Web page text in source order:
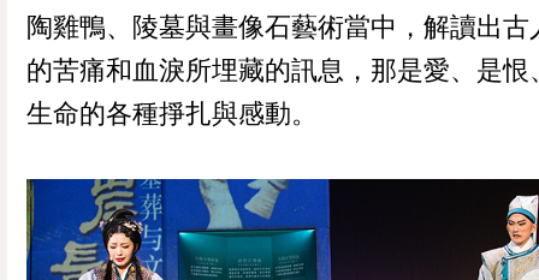
陶雞鴨、陵墓與畫像石藝術當中，解讀出古
的苦痛和血淚所埋藏的訊息，那是愛、是恨
生命的各種掙扎與感動。